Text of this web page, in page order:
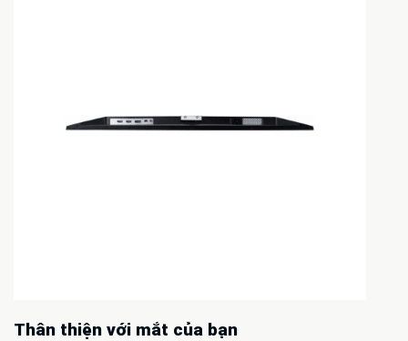
Thân thiện với mắt của bạn